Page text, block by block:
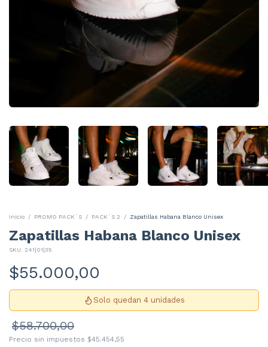
Inicio / PROMO PACK´S / PACK´S 2 / Zapatillas Habana Blanco Unisex
Zapatillas Habana Blanco Unisex
SKU: 241|01|35
$55.000,00
Solo quedan 4 unidades
$58.700,00
Precio sin impuestos $45.454,55